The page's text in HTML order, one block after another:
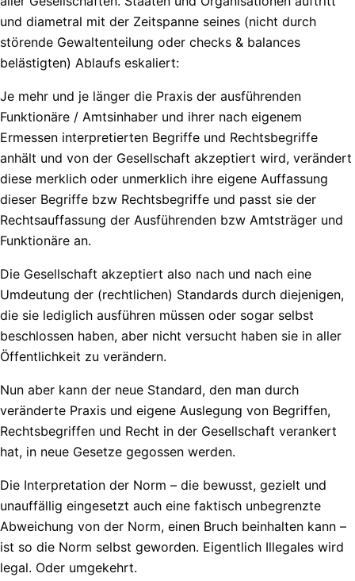
und diametral mit der Zeitspanne seines (nicht durch
störende Gewaltenteilung oder checks & balances
belästigten) Ablaufs eskaliert:
Je mehr und je länger die Praxis der ausführenden
Funktionäre / Amtsinhaber und ihrer nach eigenem
Ermessen interpretierten Begriffe und Rechtsbegriffe
anhält und von der Gesellschaft akzeptiert wird, verändert
diese merklich oder unmerklich ihre eigene Auffassung
dieser Begriffe bzw Rechtsbegriffe und passt sie der
Rechtsauffassung der Ausführenden bzw Amtsträger und
Funktionäre an.
Die Gesellschaft akzeptiert also nach und nach eine
Umdeutung der (rechtlichen) Standards durch diejenigen,
die sie lediglich ausführen müssen oder sogar selbst
beschlossen haben, aber nicht versucht haben sie in aller
Öffentlichkeit zu verändern.
Nun aber kann der neue Standard, den man durch
veränderte Praxis und eigene Auslegung von Begriffen,
Rechtsbegriffen und Recht in der Gesellschaft verankert
hat, in neue Gesetze gegossen werden.
Die Interpretation der Norm – die bewusst, gezielt und
unauffällig eingesetzt auch eine faktisch unbegrenzte
Abweichung von der Norm, einen Bruch beinhalten kann –
ist so die Norm selbst geworden. Eigentlich Illegales wird
legal. Oder umgekehrt.